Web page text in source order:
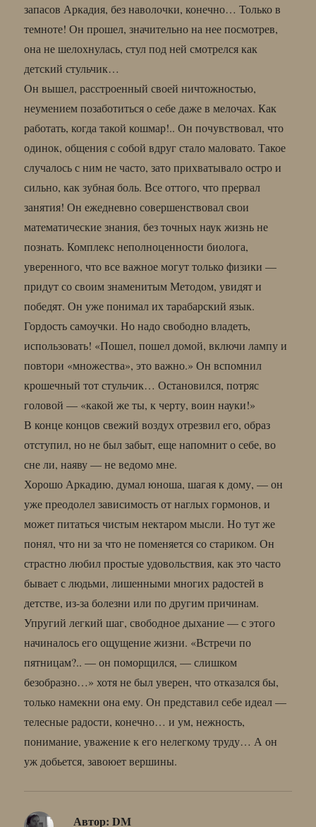
запасов Аркадия, без наволочки, конечно… Только в
темноте! Он прошел, значительно на нее посмотрев,
она не шелохнулась, стул под ней смотрелся как
детский стульчик…
Он вышел, расстроенный своей ничтожностью,
неумением позаботиться о себе даже в мелочах. Как
работать, когда такой кошмар!.. Он почувствовал, что
одинок, общения с собой вдруг стало маловато. Такое
случалось с ним не часто, зато прихватывало остро и
сильно, как зубная боль. Все оттого, что прервал
занятия! Он ежедневно совершенствовал свои
математические знания, без точных наук жизнь не
познать. Комплекс неполноценности биолога,
уверенного, что все важное могут только физики —
придут со своим знаменитым Методом, увидят и
победят. Он уже понимал их тарабарский язык.
Гордость самоучки. Но надо свободно владеть,
использовать! «Пошел, пошел домой, включи лампу и
повтори «множества», это важно.» Он вспомнил
крошечный тот стульчик… Остановился, потряс
головой — «какой же ты, к черту, воин науки!»
В конце концов свежий воздух отрезвил его, образ
отступил, но не был забыт, еще напомнит о себе, во
сне ли, наяву — не ведомо мне.
Хорошо Аркадию, думал юноша, шагая к дому, — он
уже преодолел зависимость от наглых гормонов, и
может питаться чистым нектаром мысли. Но тут же
понял, что ни за что не поменяется со стариком. Он
страстно любил простые удовольствия, как это часто
бывает с людьми, лишенными многих радостей в
детстве, из-за болезни или по другим причинам.
Упругий легкий шаг, свободное дыхание — с этого
начиналось его ощущение жизни. «Встречи по
пятницам?.. — он поморщился, — слишком
безобразно…» хотя не был уверен, что отказался бы,
только намекни она ему. Он представил себе идеал —
телесные радости, конечно… и ум, нежность,
понимание, уважение к его нелегкому труду… А он
уж добьется, завоюет вершины.
Автор: DM